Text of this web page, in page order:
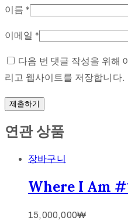
이름 *
이메일 *
다음 번 댓글 작성을 위해
리고 웹사이트를 저장합니다.
연관 상품
장바구니
Where I Am
15,000,000₩